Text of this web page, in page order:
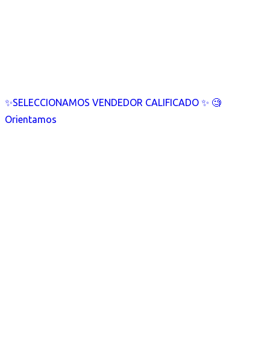
✨SELECCIONAMOS VENDEDOR CALIFICADO ✨ 🧐
Orientamos